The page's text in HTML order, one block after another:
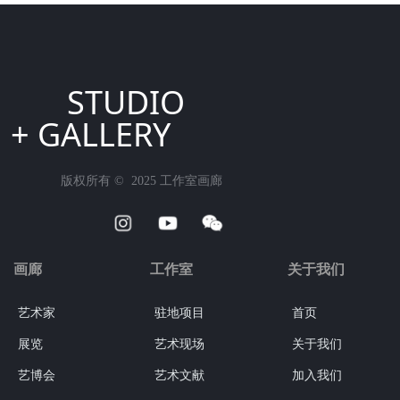
版权所有 ©  2025 工作室画廊
画廊
艺术家
展览
艺博会
驻地项目
艺术现场
艺术文献
工作室
首页
关于我们
加入我们
关于我们
STUDIO
+ GALLERY